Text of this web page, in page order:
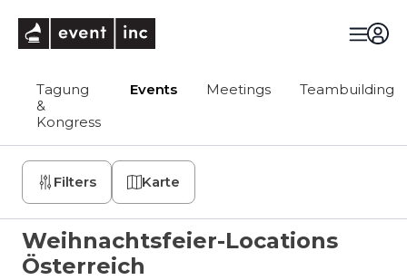
Tagung
&
Kongress
Events Meetings Teambuilding
Filters Karte
Weihnachtsfeier-Locations
Österreich